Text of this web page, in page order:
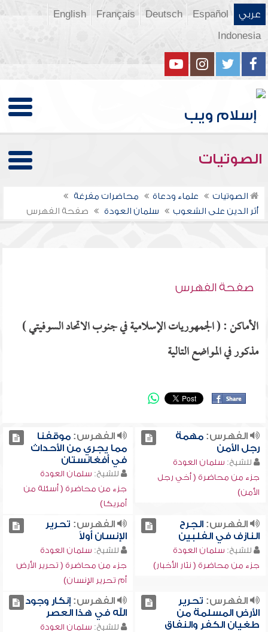
عربي Español
Deutsch
Français
English
Indonesia
الصوتيات
الصوتيات علماء ودعاة
محاضرات مفرغة
أثر الدين على الشعوب
سلمان العودة صفحة الفهرس
صفحة الفهرس
الأماكن : ( الجمهوريات الإسلامية في جنوب الاتحاد السوفيتي )
مذكور في المواضع التالية
الفهرس:مهمة
رجل الأمن
للشيخ: سلمان العودة
جزء من محاضرة ( أخي رجل
الأمن)
الفهرس:موقفنا
مما يجري من الأحداث
في أفغانستان
للشيخ: سلمان العودة
جزء من محاضرة ( أسئلة من
أمريكا)
الفهرس:الجرح
النازف في الفلبين
للشيخ: سلمان العودة
جزء من محاضرة ( نثار الأخبار)
الفهرس: تحرير
الإنسان أولاً
للشيخ: سلمان العودة
جزء من محاضرة ( تحرير الأرض
أم تحرير الإنسان)
الفهرس: تحرير
الأرض المسلمة من
طغيان الكفر والنفاق
الفهرس:إنكار وجود
الله في هذا العصر
للشيخ: سلمان العودة